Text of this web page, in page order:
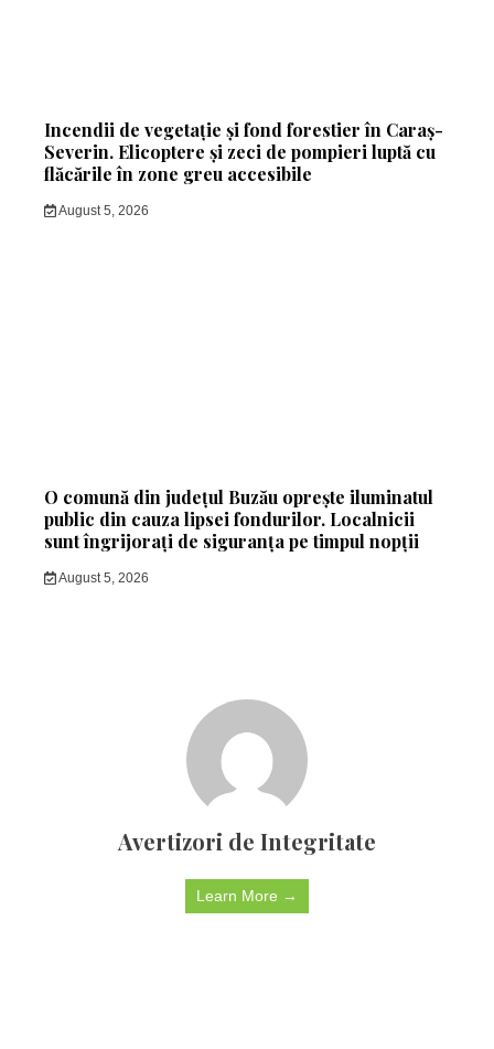
Incendii de vegetație și fond forestier în Caraș-
Severin. Elicoptere și zeci de pompieri luptă cu
flăcările în zone greu accesibile
August 5, 2026
O comună din județul Buzău oprește iluminatul
public din cauza lipsei fondurilor. Localnicii
sunt îngrijorați de siguranța pe timpul nopții
August 5, 2026
Avertizori de Integritate
Learn More →